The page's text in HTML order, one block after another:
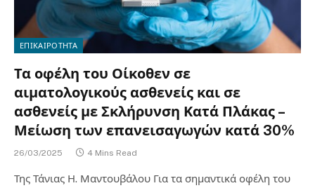
ΕΠΙΚΑΙΡΟΤΗΤΑ
Τα οφέλη του Οίκοθεν σε
αιματολογικούς ασθενείς και σε
ασθενείς με Σκλήρυνση Κατά Πλάκας –
Μείωση των επανεισαγωγών κατά 30%
26/03/2025 4 Mins Read
Της Τάνιας Η. Μαντουβάλου Για τα σημαντικά οφέλη του